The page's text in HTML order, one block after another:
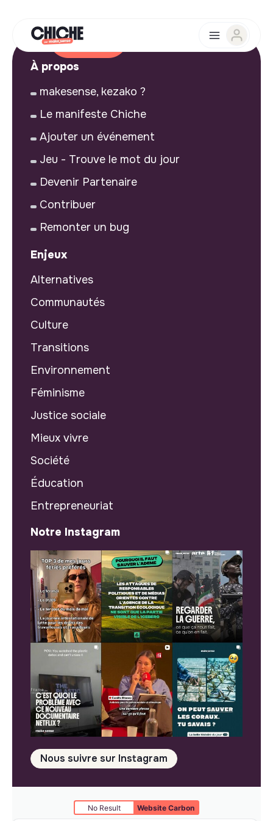
À propos
makesense, kezako ?
Le manifeste Chiche
Ajouter un événement
Jeu - Trouve le mot du jour
Devenir Partenaire
Contribuer
Remonter un bug
Enjeux
Alternatives
Communautés
Culture
Transitions
Environnement
Féminisme
Justice sociale
Mieux vivre
Société
Éducation
Entrepreneuriat
Notre Instagram
Nous suivre sur Instagram
No Result Website Carbon